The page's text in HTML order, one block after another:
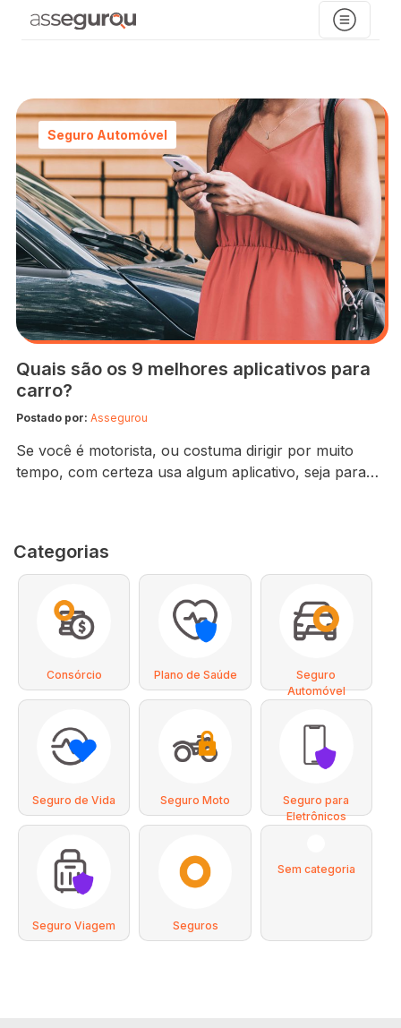
Seguro Automóvel
Quais são os 9 melhores aplicativos para
carro?
Postado por: Assegurou
Se você é motorista, ou costuma dirigir por muito
tempo, com certeza usa algum aplicativo, seja para
do carro. Há diversos aplicativos para diferentes
situações que um motorista enfrenta no…
Categorias
Consórcio Plano de Saúde
Seguro
Automóvel
Seguro de Vida Seguro Moto
Seguro para
Eletrônicos
Seguro Viagem Seguros
Sem categoria